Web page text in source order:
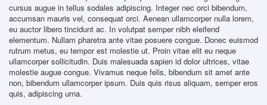
cursus augue in tellus sodales adipiscing. Integer nec orci bibendum,
accumsan mauris vel, consequat orci. Aenean ullamcorper nulla lorem,
eu auctor libero tincidunt ac. In volutpat semper nibh eleifend
elementum. Nullam pharetra ante vitae posuere congue. Donec euismod
rutrum metus, eu tempor est molestie ut. Proin vitae elit eu neque
ullamcorper sollicitudin. Duis malesuada sapien id dolor ultrices, vitae
molestie augue congue. Vivamus neque felis, bibendum sit amet ante
non, bibendum ullamcorper ipsum. Duis quis risus aliquam, semper eros
quis, adipiscing urna.